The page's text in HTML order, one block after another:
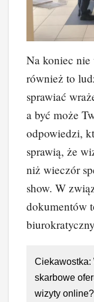
Na koniec
również to
sprawiać
a być może
odpowiedzi,
sprawią, że
niż wieczór
show. W
dokumentów
Ciekawostka:
skarbowe
wizyty